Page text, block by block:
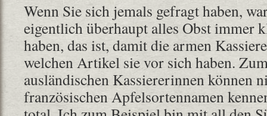
Wenn Sie sich jemals gefragt haben,
eigentlich überhaupt alles Obst immer
haben, das ist, damit die armen
welchen Artikel sie vor sich haben.
ausländischen Kassiererinnen können
französischen Apfelsortennamen